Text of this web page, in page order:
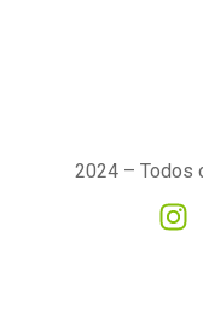
2024 – Todos